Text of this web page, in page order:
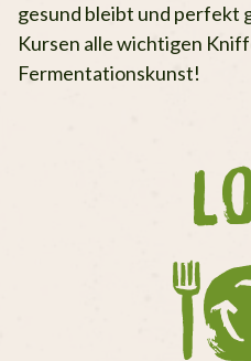
gesund bleibt und perfekt
Kursen alle wichtigen
Fermentationskunst!